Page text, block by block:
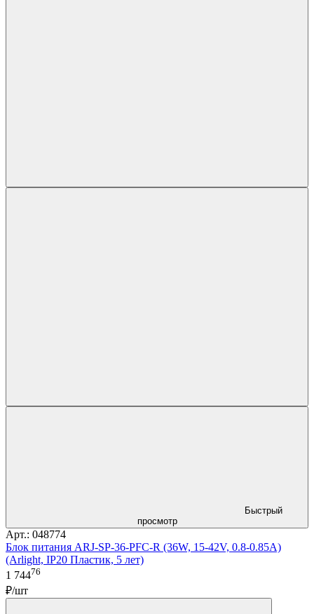
Быстрый
просмотр
Арт.: 048774
Блок питания ARJ-SP-36-PFC-R (36W, 15-42V, 0.8-0.85A)
(Arlight, IP20 Пластик, 5 лет)
1 74476
₽/шт